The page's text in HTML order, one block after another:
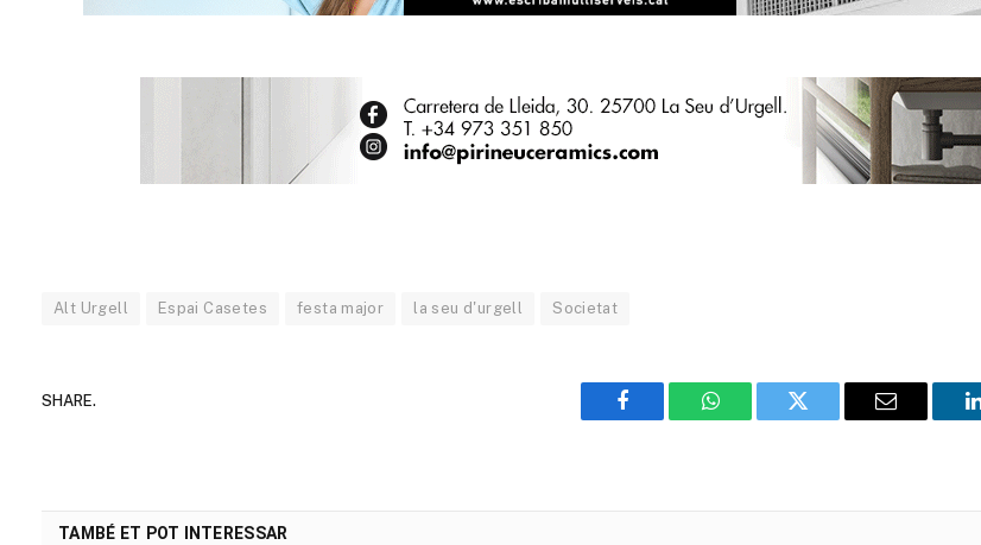
Alt Urgell Espai Casetes festa major la seu d'urgell Societat
SHARE.
Facebook WhatsAppTwitter Email
TAMBÉ ET POT INTERESSAR